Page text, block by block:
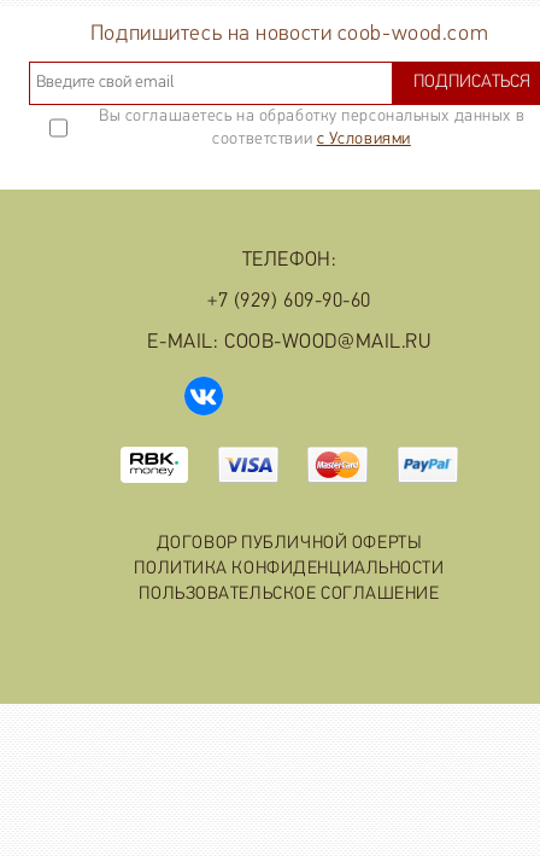
Подпишитесь на новости coob-wood.com
ПОДПИСАТЬСЯ
Вы соглашаетесь на обработку персональных данных в
соответствии с Условиями
ТЕЛЕФОН:
+7 (929) 609-90-60
E-MAIL: COOB-WOOD@MAIL.RU
ДОГОВОР ПУБЛИЧНОЙ ОФЕРТЫ
ПОЛИТИКА КОНФИДЕНЦИАЛЬНОСТИ
ПОЛЬЗОВАТЕЛЬСКОЕ СОГЛАШЕНИЕ